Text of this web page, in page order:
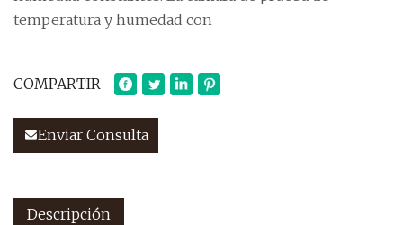
temperatura y humedad con
COMPARTIR
Enviar Consulta
Descripción